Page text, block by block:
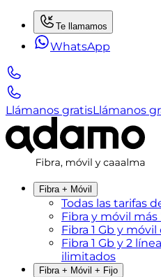
Te llamamos
WhatsApp
Llámanos gratisLlámanos
Fibra + Móvil
Todas las tarifas
Fibra y móvil más
Fibra 1 Gb y
Fibra 1 Gb y 2
ilimitados
Fibra + Móvil + Fijo